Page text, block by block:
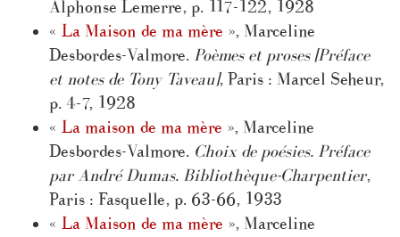
Alphonse Lemerre, p. 117-122, 1928
« La Maison de ma mère », Marceline
Desbordes-Valmore. Poèmes et proses [Préface
et notes de Tony Taveau], Paris : Marcel Seheur,
p. 4-7, 1928
« La maison de ma mère », Marceline
Desbordes-Valmore. Choix de poésies. Préface
par André Dumas. Bibliothèque-Charpentier,
Paris : Fasquelle, p. 63-66, 1933
« La Maison de ma mère », Marceline